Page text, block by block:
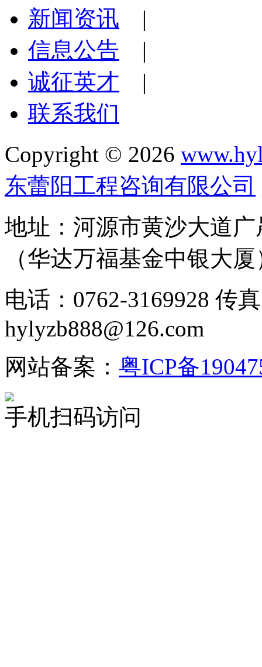
新闻资讯 |
信息公告 |
诚征英才 |
联系我们
Copyright © 2026
东蕾阳工程咨询有限公司
地址：河源市黄沙大道
（华达万福基金中银大厦
电话：0762-3169928 传
hylyzb888@126.com
网站备案： 粤ICP备
手机扫码访问